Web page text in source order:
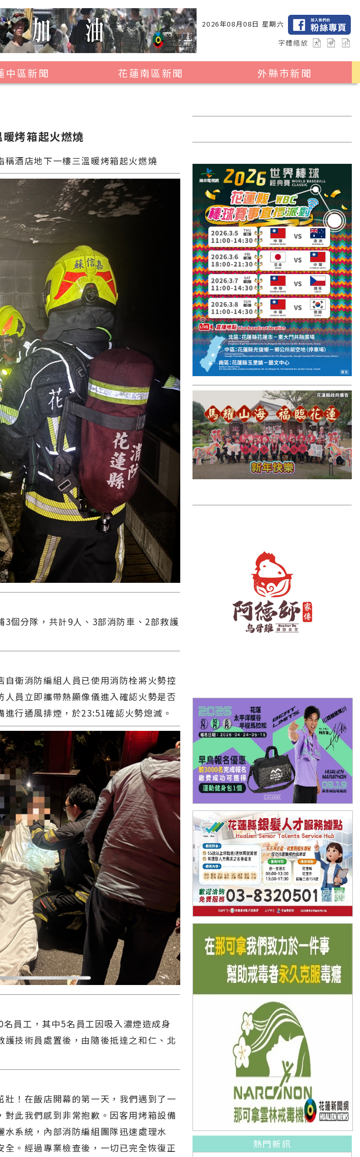
2026年08月08日 星期六
字體縮放
中區新聞
萬榮鄉
光復鄉
豐濱鄉
花蓮南區新聞
富里鄉
外縣市新聞
2024暑期夏令營專區
台中市
彰化縣
高雄市
國外報導
台東縣
關山鎮
苗栗縣
其他地區
新竹市
和平鄉
台南市
澎湖縣
香港
台東市
雲林縣
長濱鄉
台東市
彰化縣
烤箱起火燃燒
酒店地下一樓三溫暖烤箱起火燃燒
個分隊，共計9人、3部消防車、2部救護
衛消防編組人員已使用消防栓將火勢控
員立即攜帶熱顯像儀進入確認火勢是否
行通風排煙，於23:51確認火勢熄滅。
員工，其中5名員工因吸入濃煙造成身
技術員處置後，由隨後抵達之和仁、北
！在飯店開幕的第一天，我們遇到了一
此我們感到非常抱歉。因客用烤箱設備
系統，內部消防編組團隊迅速處理水
。經過專業檢查後，一切已完全恢復正
熱門新訊